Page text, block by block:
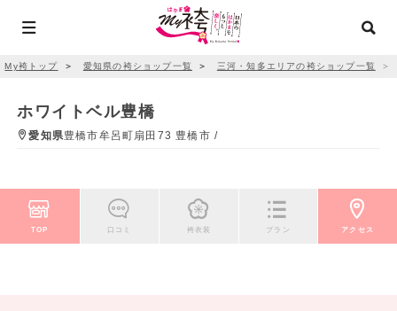
My袴トップ ＞ 愛知県の袴ショップ一覧 ＞ 三河・知多エリアの袴ショップ一覧 ＞
ホワイトベル豊橋
愛知県豊橋市牟呂町扇田73 豊橋市 /
TOP 口コミ 袴衣装 プラン アクセス